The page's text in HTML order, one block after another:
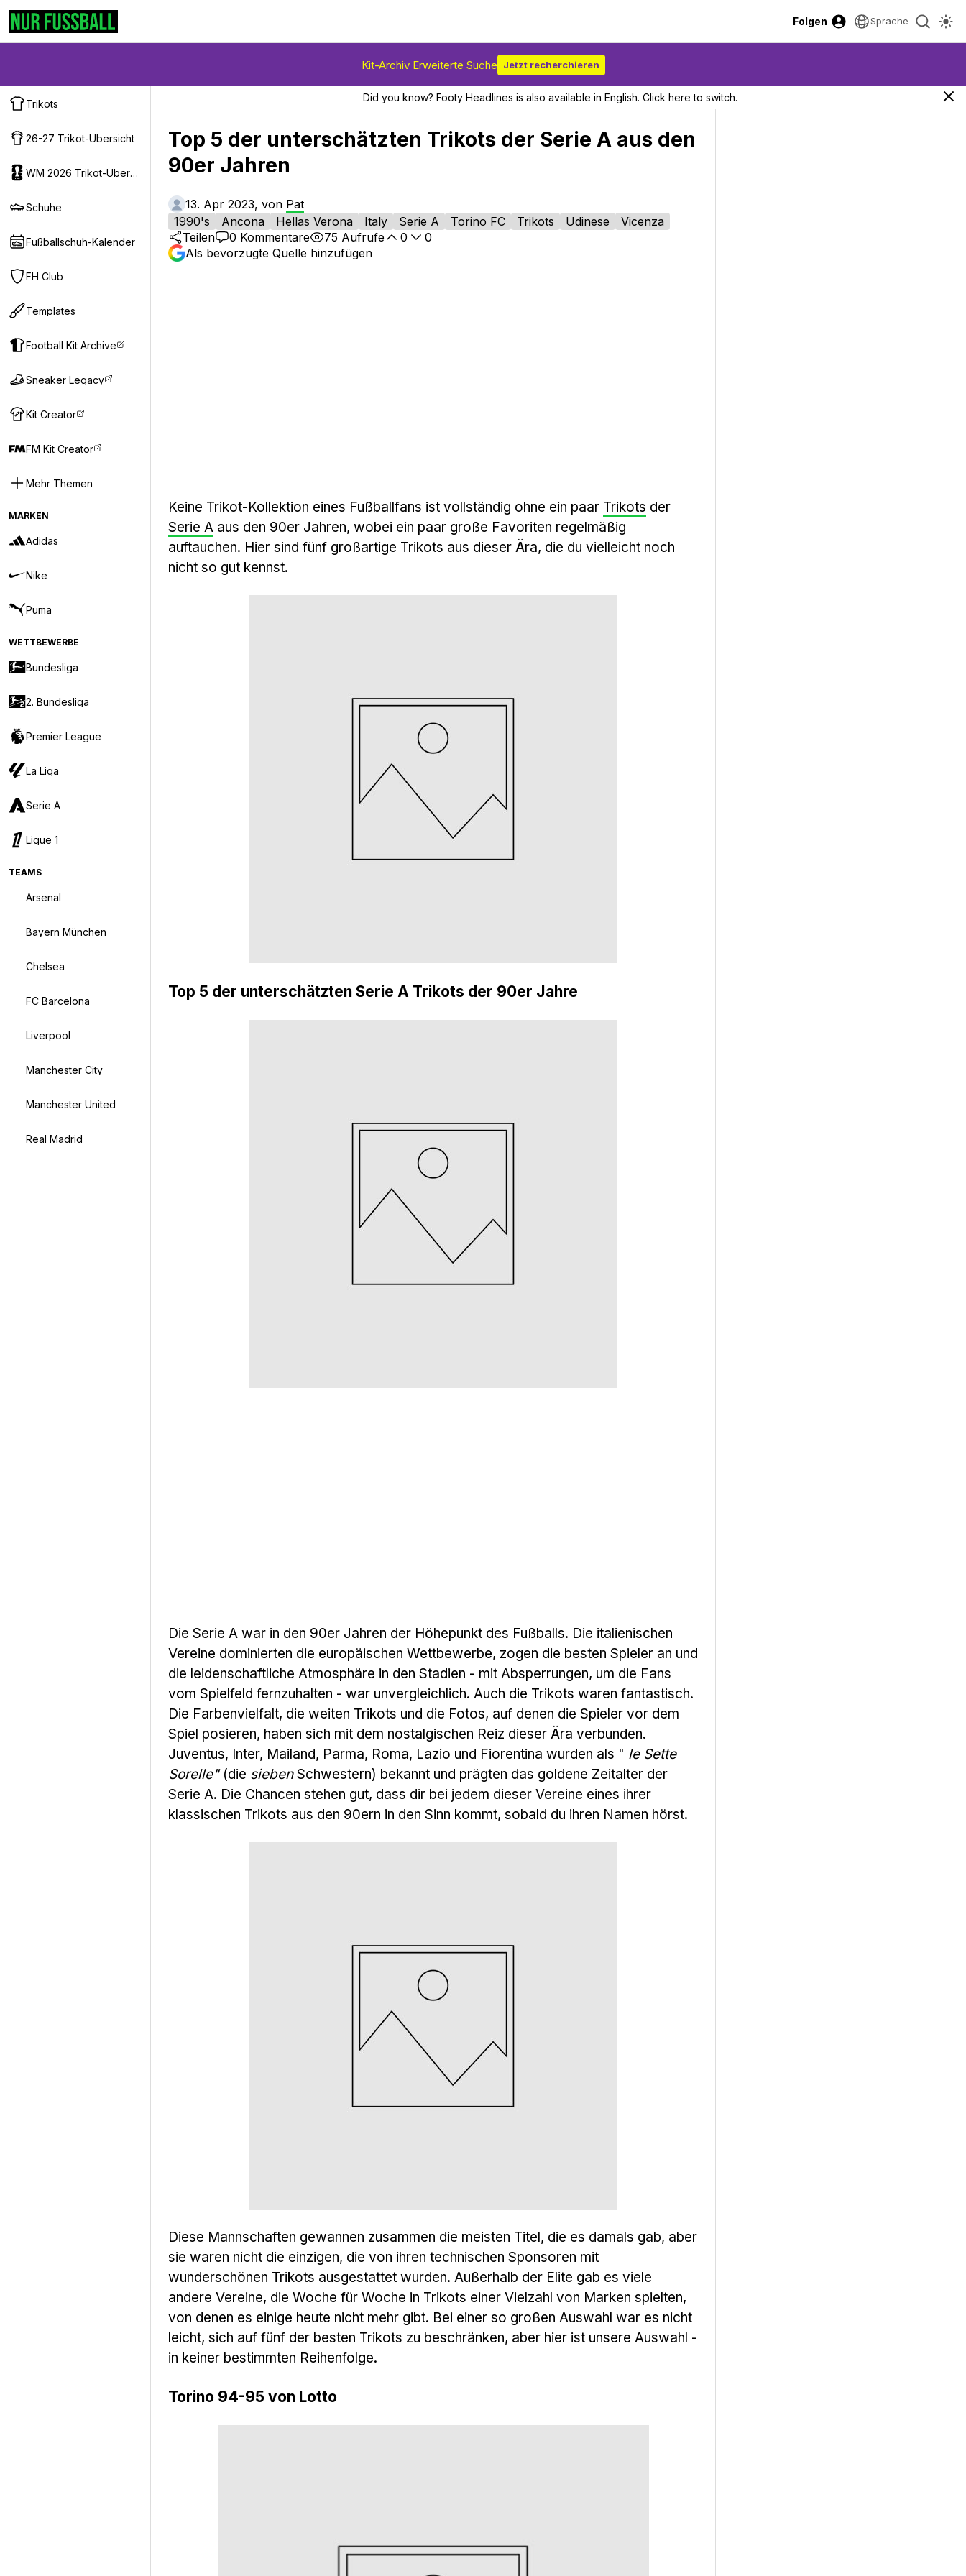
Folgen Sprache
Kit-Archiv Erweiterte Suche Jetzt recherchieren
Trikots
26-27 Trikot-Ubersicht
WM 2026 Trikot-Ubersicht
Schuhe
Fußballschuh-Kalender
FH Club
Templates
Football Kit Archive
Sneaker Legacy
Kit Creator
FM Kit Creator
Mehr Themen
MARKEN
Adidas
Nike
Puma
WETTBEWERBE
Bundesliga
2. Bundesliga
Premier League
La Liga
Serie A
Ligue 1
TEAMS
Arsenal
Bayern München
Chelsea
FC Barcelona
Liverpool
Manchester City
Manchester United
Real Madrid
Did you know? Footy Headlines is also available in English. Click here to switch.
Top 5 der unterschätzten Trikots der Serie A aus den
90er Jahren
13. Apr 2023, von Pat
1990's
Ancona Hellas Verona Italy Serie A Torino FC Trikots Udinese
Vicenza
Teilen
0 Kommentare 75 Aufrufe 0
0
Als bevorzugte Quelle hinzufügen
Keine Trikot-Kollektion eines Fußballfans ist vollständig ohne ein paar Trikots der
Serie A aus den 90er Jahren, wobei ein paar große Favoriten regelmäßig
auftauchen. Hier sind fünf großartige Trikots aus dieser Ära, die du vielleicht noch
nicht so gut kennst.
Top 5 der unterschätzten Serie A Trikots der 90er Jahre
Die Serie A war in den 90er Jahren der Höhepunkt des Fußballs. Die italienischen
Vereine dominierten die europäischen Wettbewerbe, zogen die besten Spieler an und
die leidenschaftliche Atmosphäre in den Stadien - mit Absperrungen, um die Fans
vom Spielfeld fernzuhalten - war unvergleichlich. Auch die Trikots waren fantastisch.
Die Farbenvielfalt, die weiten Trikots und die Fotos, auf denen die Spieler vor dem
Spiel posieren, haben sich mit dem nostalgischen Reiz dieser Ära verbunden.
Juventus, Inter, Mailand, Parma, Roma, Lazio und Fiorentina wurden als " le Sette
Sorelle"(die siebenSchwestern) bekannt und prägten das goldene Zeitalter der
Serie A. Die Chancen stehen gut, dass dir bei jedem dieser Vereine eines ihrer
klassischen Trikots aus den 90ern in den Sinn kommt, sobald du ihren Namen hörst.
Diese Mannschaften gewannen zusammen die meisten Titel, die es damals gab, aber
sie waren nicht die einzigen, die von ihren technischen Sponsoren mit
wunderschönen Trikots ausgestattet wurden. Außerhalb der Elite gab es viele
andere Vereine, die Woche für Woche in Trikots einer Vielzahl von Marken spielten,
von denen es einige heute nicht mehr gibt. Bei einer so großen Auswahl war es nicht
leicht, sich auf fünf der besten Trikots zu beschränken, aber hier ist unsere Auswahl -
in keiner bestimmten Reihenfolge.
Torino 94-95 von Lotto